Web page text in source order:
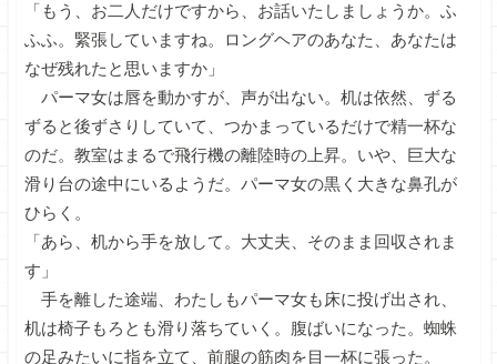
「もう、お二人だけですから、お話いたしましょうか。ふ
ふふ。緊張していますね。ロングヘアのあなた、あなたは
なぜ残れたと思いますか」
パーマ女は唇を動かすが、声が出ない。机は依然、ずる
ずると後ずさりしていて、つかまっているだけで精一杯な
のだ。教室はまるで飛行機の離陸時の上昇。いや、巨大な
滑り台の途中にいるようだ。パーマ女の黒く大きな鼻孔が
ひらく。
「あら、机から手を放して。大丈夫、そのまま回収されま
す」
手を離した途端、わたしもパーマ女も床に投げ出され、
机は椅子もろとも滑り落ちていく。腹ばいになった。蜘蛛
の足みたいに指を立て、前腿の筋肉を目一杯に張った。